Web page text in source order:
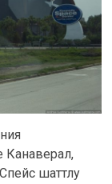
Канаверал,
шаттлу